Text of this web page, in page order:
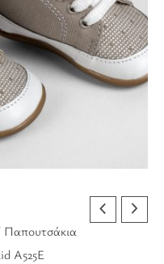
Παπουτσάκια
A525E